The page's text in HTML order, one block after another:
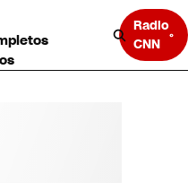
Radio
CNN